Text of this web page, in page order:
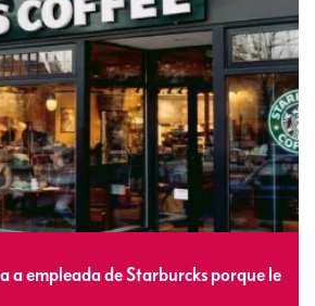
a empleada de Starburcks porque le